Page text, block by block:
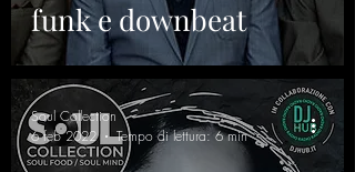
funk e downbeat
Soul Collection
6 feb 2022
Tempo di lettura: 6 min